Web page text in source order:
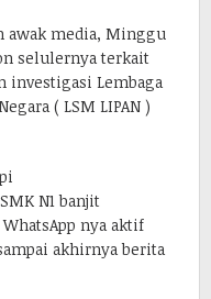
awak media, Minggu
selulernya terkait
investigasi Lembaga
( LSM LIPAN )
N1 banjit
nya aktif
akhirnya berita